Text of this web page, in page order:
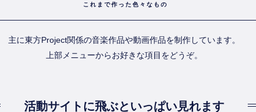
これまで作った色々なもの
主に東方Project関係の音楽作品や動画作品を制作しています。
上部メニューからお好きな項目をどうぞ。
活動サイトに飛ぶといっぱい見れます